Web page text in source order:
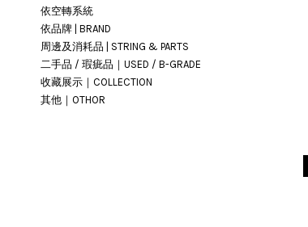
依空轉系統
依品牌 | BRAND
周邊及消耗品 | STRING & PARTS
二手品 / 瑕疵品｜USED / B-GRADE
收藏展示｜COLLECTION
其他｜OTHOR